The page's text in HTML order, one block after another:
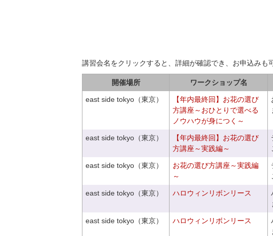
講習会名をクリックすると、詳細が確認でき、お申込みも
開催場所 ワークショップ名
east side tokyo（東京）
【年内最終回】お花の選び
方講座～おひとりで選べる
ノウハウが身につく～
east side tokyo（東京）
【年内最終回】お花の選び
方講座～実践編～
east side tokyo（東京）
お花の選び方講座～実践編
～
east side tokyo（東京） ハロウィンリボンリース
east side tokyo（東京） ハロウィンリボンリース